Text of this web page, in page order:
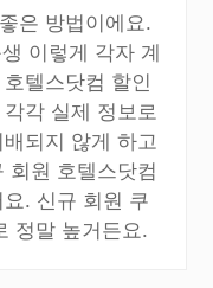
은 방법이에요.
이렇게 각자 계
텔스닷컴 할인
각 실제 정보로
되지 않게 하고
회원 호텔스닷컴
. 신규 회원 쿠
정말 높거든요.